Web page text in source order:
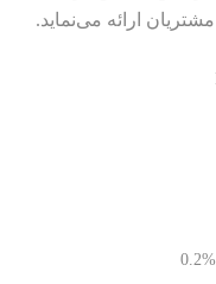
ارائه می‌نماید.